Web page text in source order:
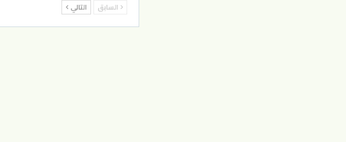
السابق التالي